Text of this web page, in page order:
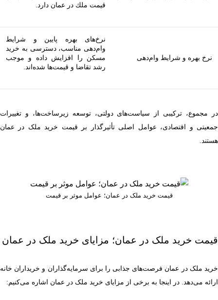
قیمت ملك در عمان دارد.
نرخ بهره و شرایط وام‌دهی
نرخ‌های بهره پایین و شرایط
وام‌دهی مناسب، دسترسی به خرید
مسکن را افزایش داده و موجب
رشد تقاضا و قیمت‌ها شده‌اند.
در مجموع، ترکیبی از سیاست‌های دولتی، توسعه زیرساخت‌ها، و تغییرات
جمعیتی و اقتصادی، عوامل اصلی تأثیرگذار بر قیمت خرید ملک در عمان
هستند.
قیمت خرید ملک در عمان؛ عوامل موثر بر قیمت
قیمت خرید ملک در عمان؛ مزایای خرید ملک در عمان
خرید ملک در عمان فرصت‌های جذابی را برای سرمایه‌گذاران و خریداران خانه
ارائه می‌دهد. در اینجا به برخی از مزایای خرید ملک در عمان اشاره می‌کنیم: